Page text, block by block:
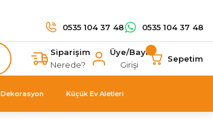
0535 104 37 48 0535 104 37 48
Siparişim
Nerede?
Üye/Bayi
Girişi
Sepetim
Dekorasyon Küçük Ev Aletleri